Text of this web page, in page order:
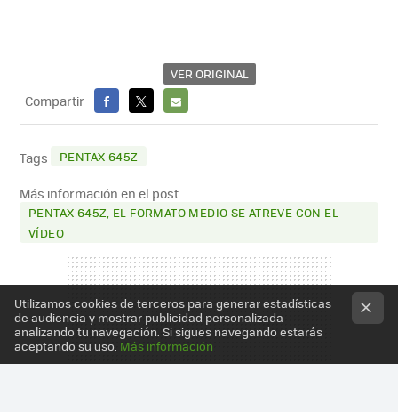
VER ORIGINAL
Compartir
FACEBOOK
X
E-
Tags PENTAX 645Z
Más información en el post
PENTAX 645Z, EL FORMATO MEDIO SE ATREVE CON EL
VÍDEO
Utilizamos cookies de terceros para generar estadísticas
de audiencia y mostrar publicidad personalizada
analizando tu navegación. Si sigues navegando estarás
aceptando su uso. Más información